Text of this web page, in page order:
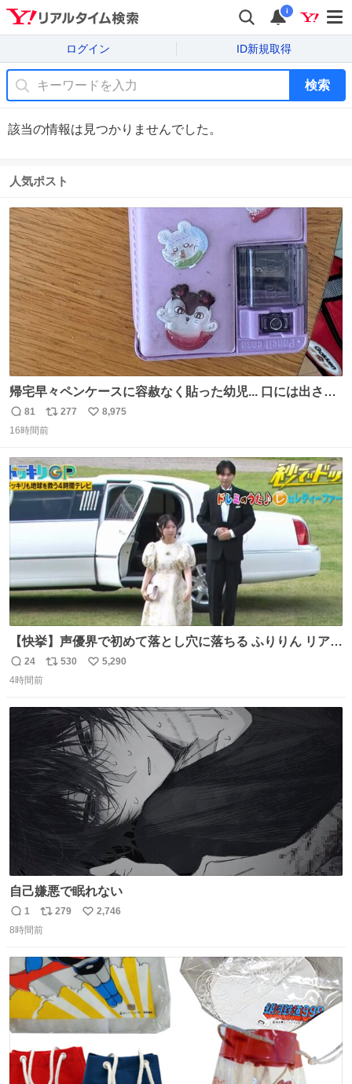
i
ログイン ID新規取得
検索
該当の情報は見つかりませんでした。
人気ポスト
帰宅早々ペンケースに容赦なく貼った幼児... 口には出さぬ
が勿体無い精神で心がざわつく.....ッ
返
信
81
リ
ポ
ト
数
277
い
数
8,975
16時間前
【快挙】声優界で初めて落とし穴に落ちる ふりりん リアク
返
信
24
リ
ト
530
い
数
5,290
4時間前
自己嫌悪で眠れない
返
信
1
リ
ポ
ト
数
279
い
数
2,746
8時間前